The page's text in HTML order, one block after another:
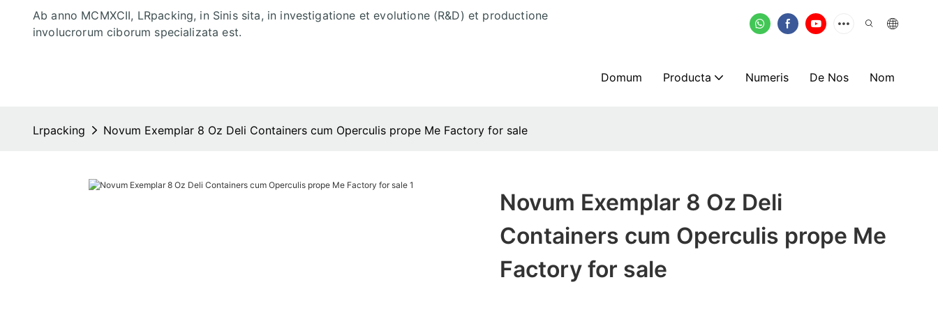
Ab anno MCMXCII, LRpacking, in Sinis sita, in investigatione et evolutione (R&D) et productione
involucrorum ciborum specializata est.
Domum Producta Numeris De Nos Nom
Lrpacking Novum Exemplar 8 Oz Deli Containers cum Operculis prope Me Factory for sale
Novum Exemplar 8 Oz Deli
Containers cum Operculis prope Me
Factory for sale